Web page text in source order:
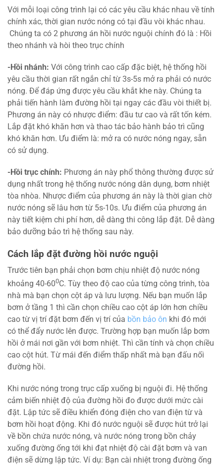
Với mỗi loại công trình lại có các yêu cầu khác nhau về tính
chính xác, thời gian nước nóng có tại đầu vòi khác nhau.
Chúng ta có 2 phương án hồi nước nguội chính đó là : Hồi
theo nhánh và hòi theo trục chính
-Hồi nhánh: Với công trình cao cấp đặc biệt, hệ thống hồi
yêu cầu thời gian rất ngắn chỉ từ 3s-5s mở ra phải có nước
nóng. Để đáp ứng được yêu cầu khắt khe này. Chúng ta
phải tiến hành làm đường hồi tại ngay các đầu vòi thiết bị.
Phương án này có nhược điểm: đầu tư cao và rất tốn kém.
Lắp đặt khó khăn hơn và thao tác bảo hành bảo trì cũng
khó khăn hơn. Ưu điểm là: mở ra có nước nóng ngay, sẵn
có sử dụng.
-Hồi trục chính: Phương án này phổ thông thường được sử
dụng nhất trong hệ thống nước nóng dân dụng, bơm nhiệt
tòa nhòa. Nhược điểm của phương án này là thời gian chờ
nước nóng sẽ lâu hơn từ 5s-10s. Ưu điểm của phương án
này tiết kiệm chi phí hơn, dễ dàng thi công lắp đặt. Dễ dàng
bảo dưỡng bảo trì hệ thống sau này.
Cách lắp đặt đường hồi nước nguội
Trước tiên bạn phải chọn bơm chịu nhiệt độ nước nóng
khoảng 40-600C. Tùy theo độ cao của từng công trình, tòa
nhà mà bạn chọn cột áp và lưu lượng. Nếu bạn muốn lắp
bơm ở tầng 1 thì cần chọn chiều cao cột áp lớn hơn chiều
cao từ vị trí đặt bơm đến vị trí của bồn bảo ôn khi đó mới
có thể đẩy nước lên được. Trường hợp bạn muốn lắp bơm
hồi ở mái nơi gần với bơm nhiệt. Thì cần tính và chọn chiều
cao cột hút. Từ mái đến điểm thấp nhất mà bạn đấu nối
đường hồi.
Khi nước nóng trong trục cấp xuống bị nguội đi. Hệ thống
cảm biến nhiệt độ của đường hồi đo được dưới mức cài
đặt. Lập tức sẽ điều khiển đóng điện cho van điện từ và
bơm hồi hoạt động. Khi đó nước nguội sẽ được hút trở lại
về bồn chứa nước nóng, và nước nóng trong bồn chảy
xuống đường ống tới khi đạt nhiệt độ cài đặt bơm và van
điện sẽ dừng lập tức. Ví dụ: Bạn cài nhiệt trong đường ống